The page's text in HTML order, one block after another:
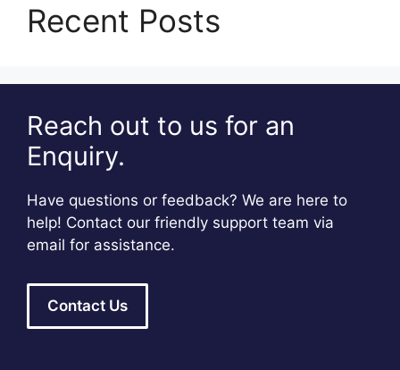
Recent Posts
Reach out to us for an
Enquiry.
Have questions or feedback? We are here to
help! Contact our friendly support team via
email for assistance.
Contact Us